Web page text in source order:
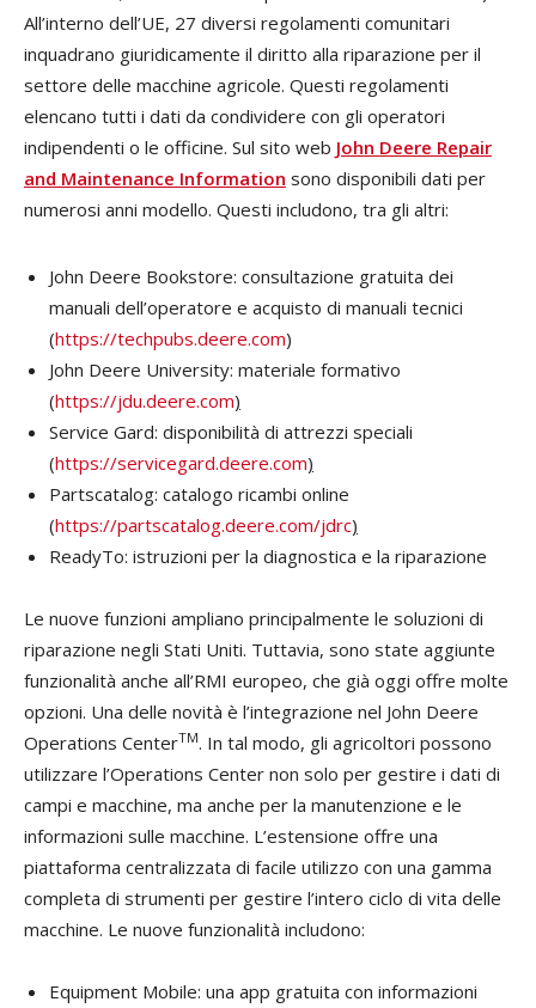
All’interno dell’UE, 27 diversi regolamenti comunitari
inquadrano giuridicamente il diritto alla riparazione per il
settore delle macchine agricole. Questi regolamenti
elencano tutti i dati da condividere con gli operatori
indipendenti o le officine. Sul sito web John Deere Repair
and Maintenance Information sono disponibili dati per
numerosi anni modello. Questi includono, tra gli altri:
John Deere Bookstore: consultazione gratuita dei
manuali dell’operatore e acquisto di manuali tecnici
(https://techpubs.deere.com)
John Deere University: materiale formativo
(https://jdu.deere.com)
Service Gard: disponibilità di attrezzi speciali
(https://servicegard.deere.com)
Partscatalog: catalogo ricambi online
(https://partscatalog.deere.com/jdrc)
ReadyTo: istruzioni per la diagnostica e la riparazione
Le nuove funzioni ampliano principalmente le soluzioni di
riparazione negli Stati Uniti. Tuttavia, sono state aggiunte
funzionalità anche all’RMI europeo, che già oggi offre molte
opzioni. Una delle novità è l’integrazione nel John Deere
Operations CenterTM. In tal modo, gli agricoltori possono
utilizzare l’Operations Center non solo per gestire i dati di
campi e macchine, ma anche per la manutenzione e le
informazioni sulle macchine. L’estensione offre una
piattaforma centralizzata di facile utilizzo con una gamma
completa di strumenti per gestire l’intero ciclo di vita delle
macchine. Le nuove funzionalità includono:
Equipment Mobile: una app gratuita con informazioni